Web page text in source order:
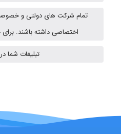
تمام شرکت های دولتی و
اختصاصی داشته باشند.
تبلیغات شما